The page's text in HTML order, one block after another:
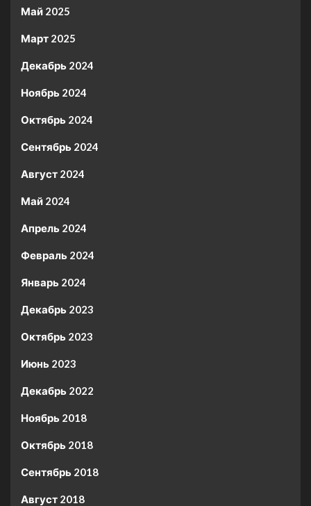
Май 2025
Март 2025
Декабрь 2024
Ноябрь 2024
Октябрь 2024
Сентябрь 2024
Август 2024
Май 2024
Апрель 2024
Февраль 2024
Январь 2024
Декабрь 2023
Октябрь 2023
Июнь 2023
Декабрь 2022
Ноябрь 2018
Октябрь 2018
Сентябрь 2018
Август 2018